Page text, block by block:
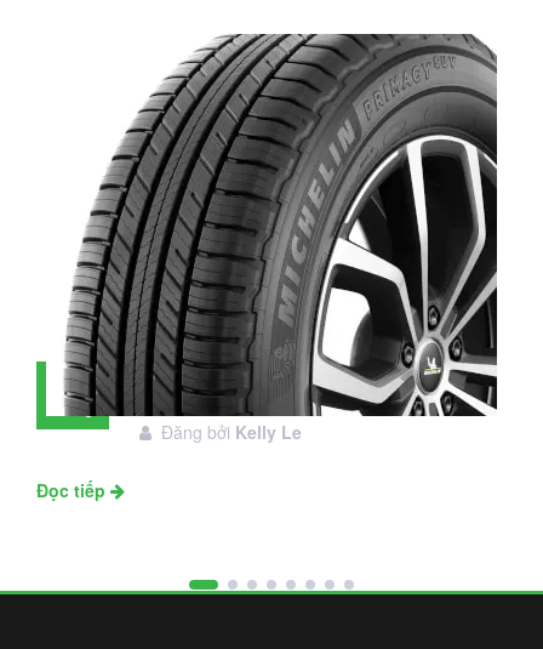
28
Tháng
Đánh giá lốp Michelin Primacy SUV:
Đáng đầu tư không?
Đăng bởi Kelly Le
Đọc tiếp